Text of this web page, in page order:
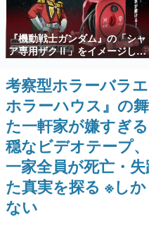
殿堂入り記事
SNS拡散数が数千
ど。多くの人々に
事をまとめました
ゲームの企画
名作ゲームクリエ
聞きし、ヒットす
きます。
赫本
この物語を解いて
の形をした短編ホ
新世代に訊く
『機動戦士ガンダム』の「シャ
ア専用ザクⅡ」をイメージした
散水ホースリールが予約開始。
本体にはシャアのパーソナルマ
ークやジオン公国軍のエンブレ
ム、型式番号などを配置
考察型ホラーバラ
ホラーハウス』の
た一軒家が嫌すぎ
穏なビデオテープ
一家全員が死亡・
た真実を探る ※し
ない